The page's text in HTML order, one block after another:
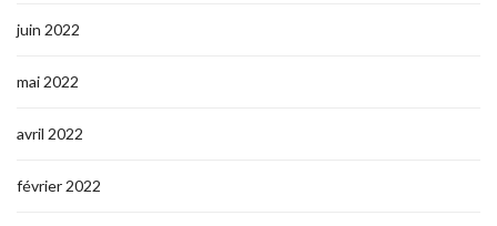
juin 2022
mai 2022
avril 2022
février 2022